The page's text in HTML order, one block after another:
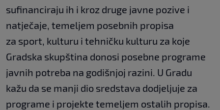
sufinanciraju ih i kroz druge javne pozive i
natječaje, temeljem posebnih propisa
za sport, kulturu i tehničku kulturu za koje
Gradska skupština donosi posebne programe
javnih potreba na godišnjoj razini. U Gradu
kažu da se manji dio sredstava dodjeljuje za
programe i projekte temeljem ostalih propisa.